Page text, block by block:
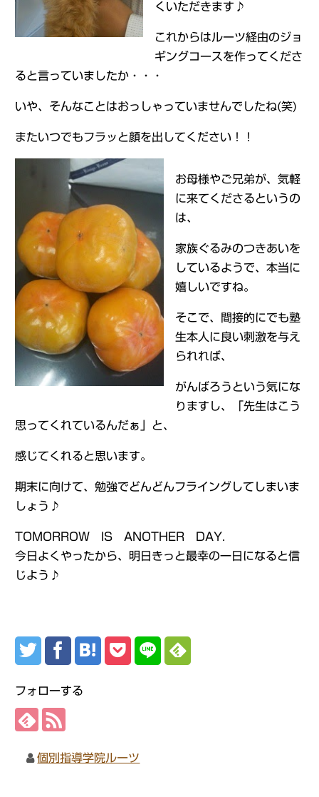
くいただきます♪
これからはルーツ経由のジョ
ギングコースを作ってくださ
ると言っていましたか・・・
いや、そんなことはおっしゃっていませんでしたね(笑)
またいつでもフラッと顔を出してください！！
お母様やご兄弟が、気軽
に来てくださるというの
は、
家族ぐるみのつきあいを
しているようで、本当に
嬉しいですね。
そこで、間接的にでも塾
生本人に良い刺激を与え
られれば、
がんばろうという気にな
りますし、「先生はこう
思ってくれているんだぁ」と、
感じてくれると思います。
期末に向けて、勉強でどんどんフライングしてしまいま
しょう♪
TOMORROW IS ANOTHER DAY.
今日よくやったから、明日きっと最幸の一日になると信
じよう♪
フォローする
個別指導学院ルーツ